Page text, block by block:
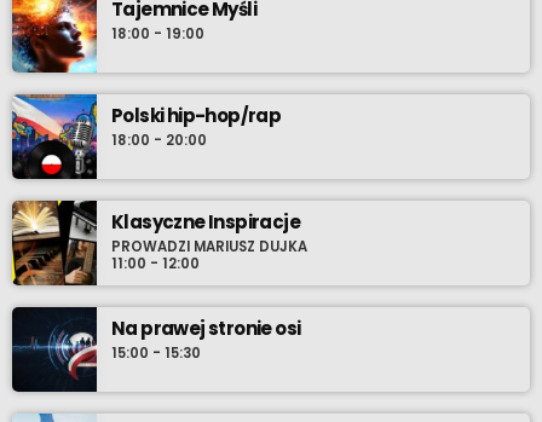
Tajemnice Myśli
18:00 - 19:00
Polski hip-hop/rap
18:00 - 20:00
Klasyczne Inspiracje
PROWADZI MARIUSZ DUJKA
11:00 - 12:00
Na prawej stronie osi
15:00 - 15:30